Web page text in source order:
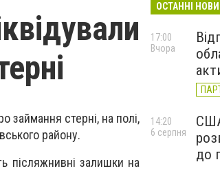
займання стерні, на полі,
району.
післяжнивні залишки на
ОСТАННІ
17:00
Вчора
до
14:20
6 серпня